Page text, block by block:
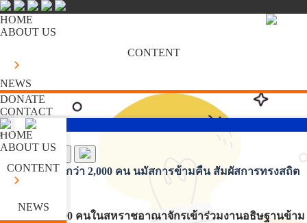
HOME
ABOUT US
CONTENT
NEWS
DONATE
CONTACT
HOME
ABOUT US
CONTENT
NEWS
Gen Z อังกฤษกว่า 2,000 คน นมัสการข้ามคืน สัมผัสการทรงสถิต
วัยรุ่นกว่า 2,000 คนในสหราชอาณาจักรเข้าร่วมงานอธิษฐานข้าม